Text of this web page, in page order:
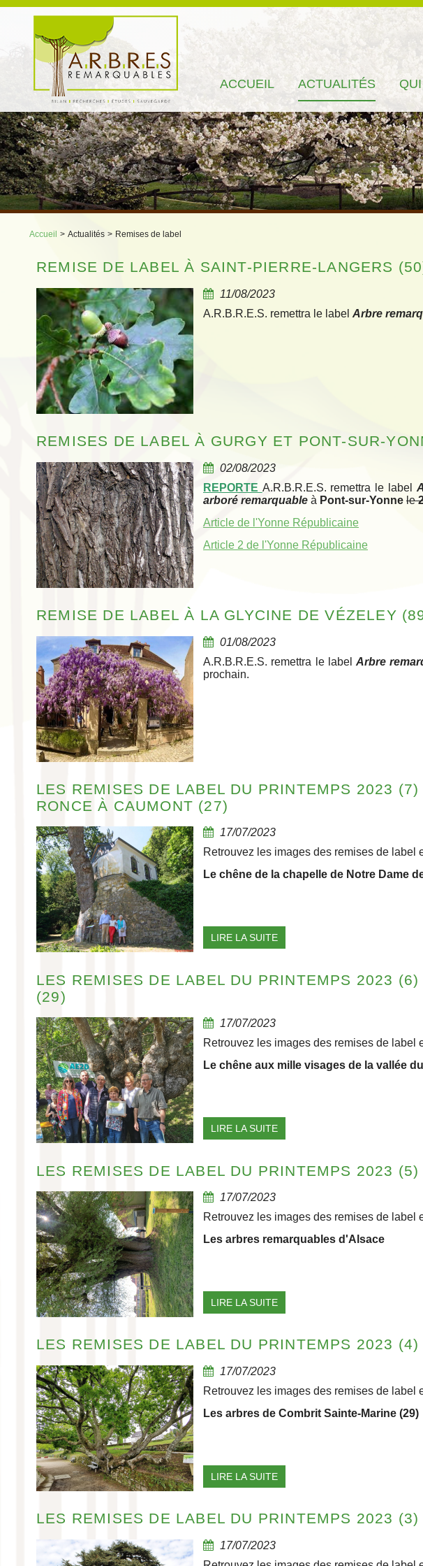
ACCUEIL ACTUALITÉS
Accueil > Actualités > Remises de label
REMISE DE LABEL À SAINT-PIERRE-LANGERS
11/08/2023
A.R.B.R.E.S. remettra le label Arbre
REMISES DE LABEL À GURGY ET PONT-SUR-
02/08/2023
REPORTE A.R.B.R.E.S. remettra le label
arboré remarquable à Pont-sur-Yonne le
Article de l'Yonne Républicaine
Article 2 de l'Yonne Républicaine
REMISE DE LABEL À LA GLYCINE DE VÉZELEY
01/08/2023
A.R.B.R.E.S. remettra le labelArbre
prochain.
LES REMISES DE LABEL DU PRINTEMPS 2023
RONCE À CAUMONT (27)
17/07/2023
Retrouvez les images des remises de label
Le chêne de la chapelle de Notre Dame
LIRE LA SUITE
LES REMISES DE LABEL DU PRINTEMPS 2023
(29)
17/07/2023
Retrouvez les images des remises de label
Le chêne aux mille visages de la vallée
LIRE LA SUITE
LES REMISES DE LABEL DU PRINTEMPS 2023
17/07/2023
Retrouvez les images des remises de label
Les arbres remarquables d'Alsace
LIRE LA SUITE
LES REMISES DE LABEL DU PRINTEMPS 2023
17/07/2023
Retrouvez les images des remises de label
Les arbres de Combrit Sainte-Marine (29)
LIRE LA SUITE
LES REMISES DE LABEL DU PRINTEMPS 2023
17/07/2023